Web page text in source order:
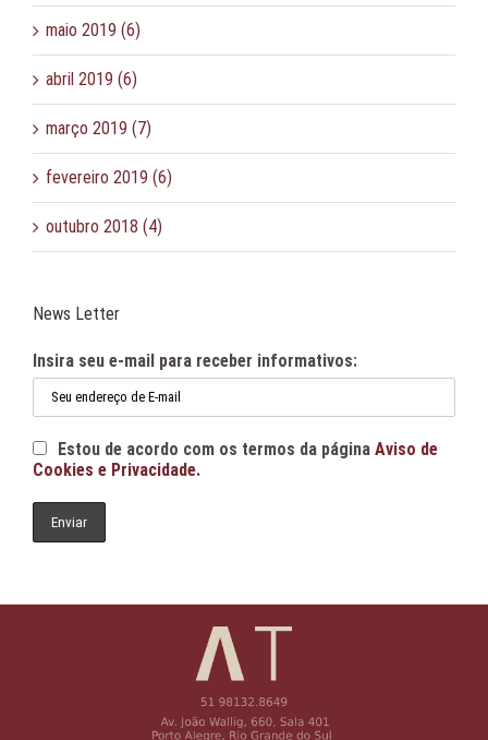
maio 2019 (6)
abril 2019 (6)
março 2019 (7)
fevereiro 2019 (6)
outubro 2018 (4)
News Letter
Insira seu e-mail para receber informativos:
Estou de acordo com os termos da página Aviso de
Cookies e Privacidade.